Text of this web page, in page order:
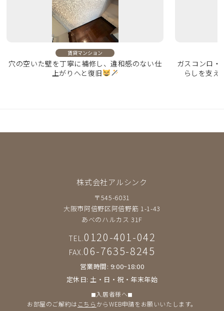
賃貸マンション
穴の空いた壁を丁寧に補修し、違和感のない仕
上がりへと復旧
ガスコンロ・
らしを支え
株式会社アルシンク
〒545-6031
大阪市阿倍野区阿倍野筋 1-1-43
あべのハルカス 31F
TEL.0120-401-042
FAX.06-7635-8245
営業時間: 9:00~18:00
定休日: 土・日・祝・年末年始
◼︎入居者様へ◼︎
お部屋のご解約は こちら からWEB申請をお願いいたします。